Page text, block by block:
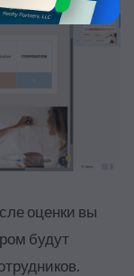
оценки вы
будут